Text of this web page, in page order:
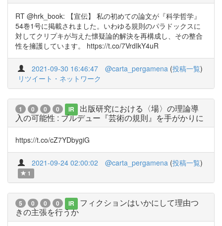
RT @hrk_book: 【宣伝】 私の初めての論文が『科学哲学』
54巻1号に掲載されました。いわゆる規則のパラドックスに
対してクリプキが与えた懐疑論的解決を再構成し、その整合
性を擁護しています。 https://t.co/7VrdIkY4uR
2021-09-30 16:46:47 @carta_pergamena (投稿一覧)
リツイート・ネットワーク
1 0 0 0 IR
出版研究における〈場〉の理論導
入の可能性 : ブルデュー『芸術の規則』を手がかりに
https://t.co/cZ7YDbygiG
2021-09-24 02:00:02 @carta_pergamena (投稿一覧)
1
5 0 0 0 IR
フィクションはいかにして理由つ
きの主張を行うか